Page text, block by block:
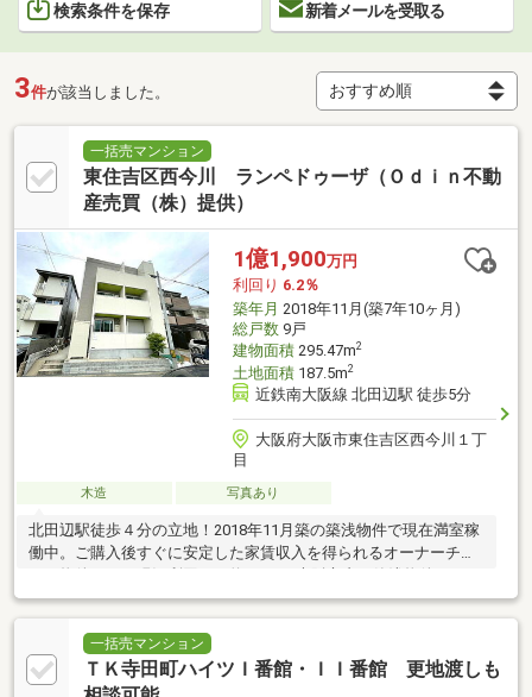
検索条件を保存 新着メールを受取る
3件が該当しました。
一括売マンション
東住吉区西今川 ランペドゥーザ（Ｏｄｉｎ不動
産売買（株）提供）
1億1,900万円
利回り 6.2％
築年月 2018年11月(築7年10ヶ月)
総戸数9戸
建物面積295.47m2
土地面積187.5m2
近鉄南大阪線 北田辺駅 徒歩5分
大阪府大阪市東住吉区西今川１丁
目
木造 写真あり
北田辺駅徒歩４分の立地！2018年11月築の築浅物件で現在満室稼
働中。ご購入後すぐに安定した家賃収入を得られるオーナーチェ
は魅力的な水準
一括売マンション
ＴＫ寺田町ハイツＩ番館・ＩＩ番館 更地渡しも